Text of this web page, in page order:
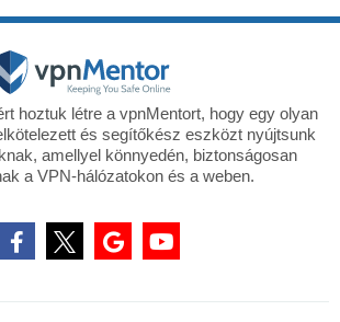
hoztuk létre a vpnMentort, hogy egy olyan
és segítőkész eszközt nyújtsunk
amellyel könnyedén, biztonságosan
a VPN-hálózatokon és a weben.